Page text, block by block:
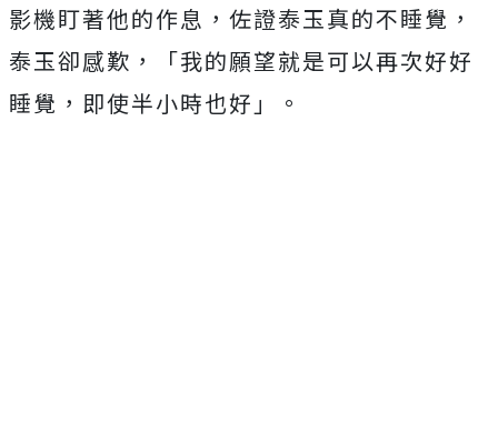
影機盯著他的作息，佐證泰玉真的不睡覺，
泰玉卻感歎，「我的願望就是可以再次好好
睡覺，即使半小時也好」。